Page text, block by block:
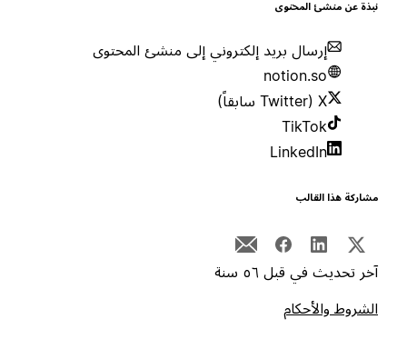
عن منشئ المحتوى
إرسال بريد إلكتروني إلى منشئ المحتوى
notion.so
TikTok
LinkedIn
هذا القالب
تحديث في قبل ٥٦ سنة
والأحكام